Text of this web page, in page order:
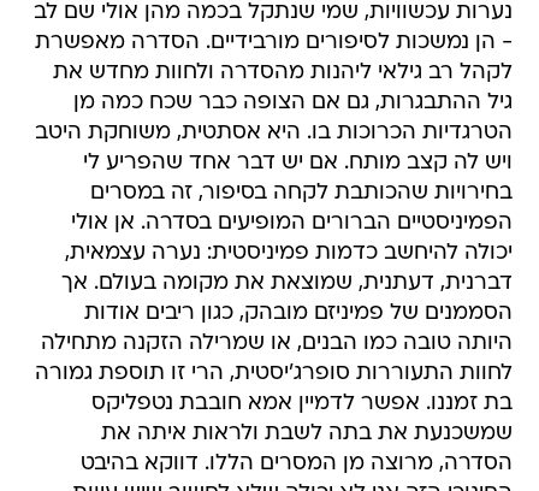
נערות עכשוויות, שמי שנתקל בכמה מהן אולי שם לב
- הן נמשכות לסיפורים מורבידיים. הסדרה מאפשרת
לקהל רב גילאי ליהנות מהסדרה ולחוות מחדש את
גיל ההתבגרות, גם אם הצופה כבר שכח כמה מן
הטרגדיות הכרוכות בו. היא אסתטית, משוחקת היטב
ויש לה קצב מותח. אם יש דבר אחד שהפריע לי
בחירויות שהכותבת לקחה בסיפור, זה במסרים
הפמיניסטיים הברורים המופיעים בסדרה. אן אולי
יכולה להיחשב כדמות פמיניסטית: נערה עצמאית,
דברנית, דעתנית, שמוצאת את מקומה בעולם. אך
הסממנים של פמיניזם מובהק, כגון ריבים אודות
היותה טובה כמו הבנים, או שמרילה הזקנה מתחילה
לחוות התעוררות סופרג'יסטית, הרי זו תוספת גמורה
בת זמננו. אפשר לדמיין אמא חובבת נטפליקס
שמשכנעת את בתה לשבת ולראות איתה את
הסדרה, מרוצה מן המסרים הללו. דווקא בהיבט